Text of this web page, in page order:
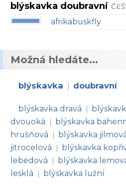
blýskavka doubravní
afrikabuskfly
Možná hledáte...
blýskavka | doubravní
blýskavka dravá |
dvouoká
| blýskavka
hrušňová
| blýskavka
jitrocelová
| blýskavka
lebedová
| blýskavka
lesklá
| blýskavka lužní